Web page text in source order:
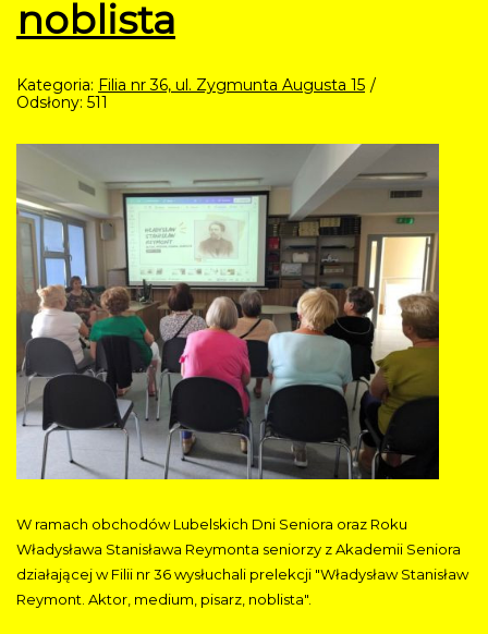
noblista
Kategoria: Filia nr 36, ul. Zygmunta Augusta 15
Odsłony: 511
W ramach obchodów Lubelskich Dni Seniora oraz Roku
Władysława Stanisława Reymonta seniorzy z Akademii Seniora
działającej w Filii nr 36 wysłuchali prelekcji "Władysław Stanisław
Reymont. Aktor, medium, pisarz, noblista".